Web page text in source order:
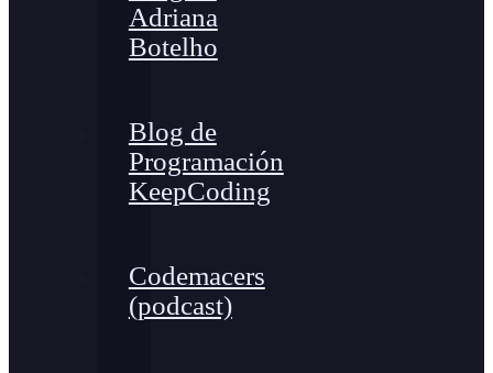
Adriana
Botelho
Blog de
Programación
KeepCoding
Codemacers
(podcast)